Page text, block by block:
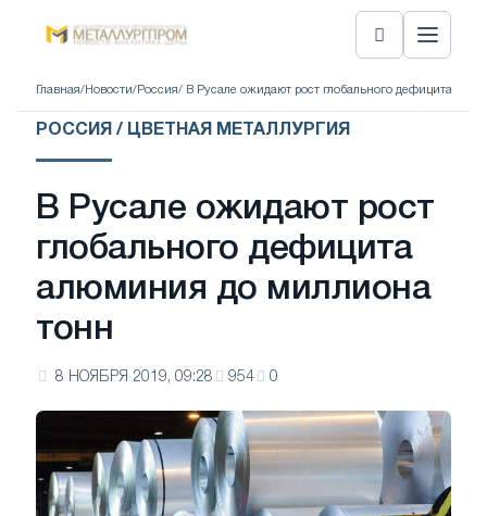
Главная/ Новости/ Россия/ В Русале ожидают рост глобального дефицита
РОССИЯ / ЦВЕТНАЯ МЕТАЛЛУРГИЯ
В Русале ожидают рост
глобального дефицита
алюминия до миллиона
тонн
8 НОЯБРЯ 2019, 09:28 954 0